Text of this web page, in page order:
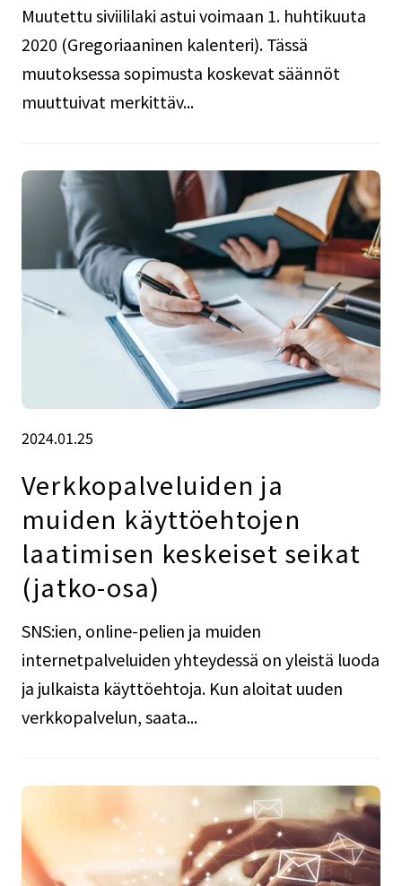
Muutettu siviililaki astui voimaan 1. huhtikuuta
2020 (Gregoriaaninen kalenteri). Tässä
muutoksessa sopimusta koskevat säännöt
muuttuivat merkittäv...
2024.01.25
Verkkopalveluiden ja
muiden käyttöehtojen
laatimisen keskeiset seikat
(jatko-osa)
SNS:ien, online-pelien ja muiden
internetpalveluiden yhteydessä on yleistä luoda
ja julkaista käyttöehtoja. Kun aloitat uuden
verkkopalvelun, saata...